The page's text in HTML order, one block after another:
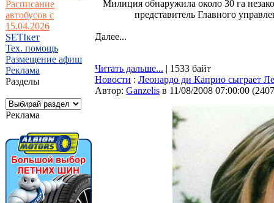
Расписание
автобусов с
15.04.2026
SETIкет
Тех. помощь
Размещение афиш
Реклама
Разделы
Реклама
Милиция обнаружила около 30 га
представитель Главного
Далее...
Читать дальше... | 1533 байт
Новости : Леонардо ди Каприо сыграет
Автор: Ganzelis в 11/08/2008 07:00:00 (